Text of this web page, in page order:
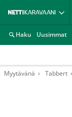
Haku Uusimmat
Myytävänä Tabbert